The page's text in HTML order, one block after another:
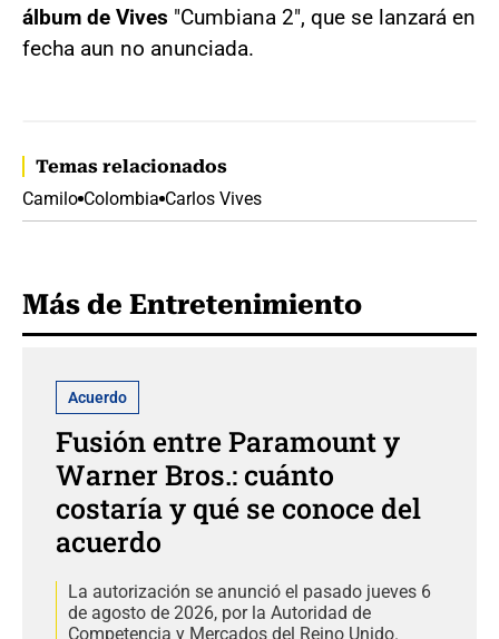
álbum de Vives "Cumbiana 2", que se lanzará en
fecha aun no anunciada.
Temas relacionados
Camilo Colombia Carlos Vives
Más de Entretenimiento
Acuerdo
Fusión entre Paramount y
Warner Bros.: cuánto
costaría y qué se conoce del
acuerdo
La autorización se anunció el pasado jueves 6
de agosto de 2026, por la Autoridad de
Competencia y Mercados del Reino Unido.